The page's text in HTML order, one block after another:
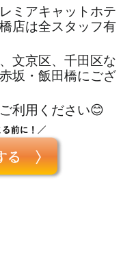
ミアキャットホテ
店は全スタッフ有
文京区、千田区な
坂・飯田橋にござ
利用ください😊